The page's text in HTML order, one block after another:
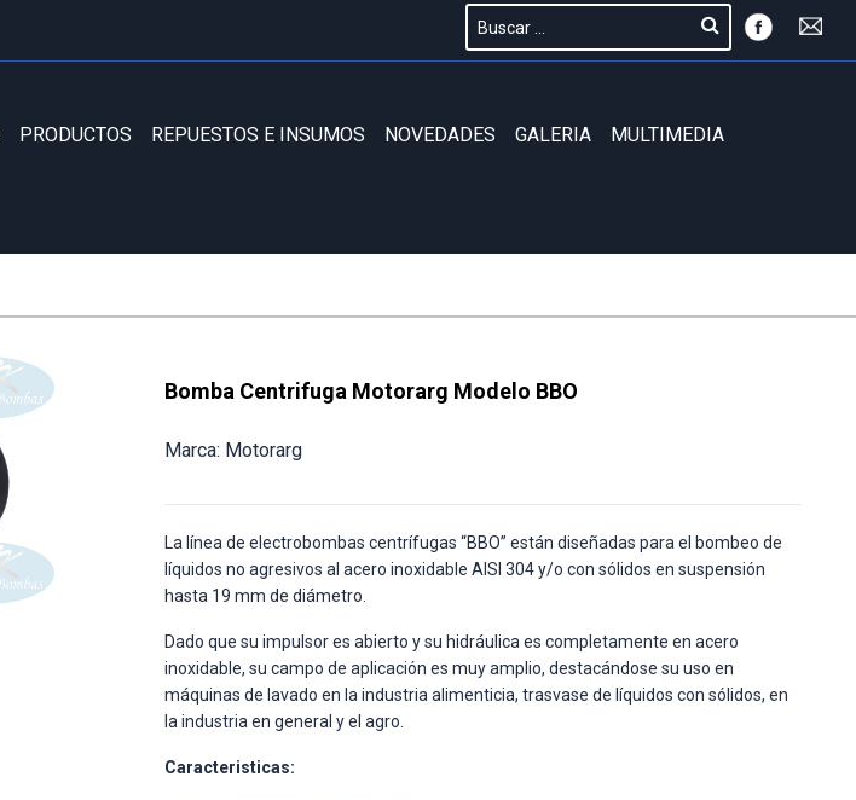
PRODUCTOS REPUESTOS E INSUMOS NOVEDADES GALERIA MULTIMEDIA
Bomba Centrifuga Motorarg Modelo BBO
Marca: Motorarg
La línea de electrobombas centrífugas “BBO” están diseñadas para el bombeo de
líquidos no agresivos al acero inoxidable AISI 304 y/o con sólidos en suspensión
hasta 19 mm de diámetro.
Dado que su impulsor es abierto y su hidráulica es completamente en acero
inoxidable, su campo de aplicación es muy amplio, destacándose su uso en
máquinas de lavado en la industria alimenticia, trasvase de líquidos con sólidos, en
la industria en general y el agro.
Caracteristicas: